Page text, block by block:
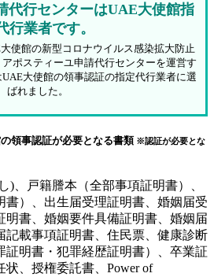
代行センターはUAE大使館指
行業者です。
使館の新型コロナウイルス感染拡大防止
ポスティーユ申請代行センターを運営す
大使館の領事認証の指定代行業者に選
ばれました。
領事認証が必要となる書類 ※認証が必要とな
)、戸籍謄本（全部事項証明書）、
書）、出生届受理証明書、婚姻届受
明書、婚姻要件具備証明書、婚姻届
記載事項証明書、住民票、健康診断
証明書・犯罪経歴証明書）、卒業証
、授権委託書、Power of